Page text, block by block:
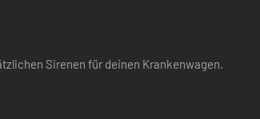
Sirenen für deinen Krankenwagen.